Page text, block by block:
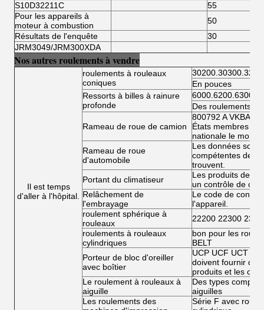
S10D32211C
55
Pour les appareils à
moteur à combustion
50
Résultats de l'enquête
30
JRM3049/JRM300XDA
Nos autres roulements à vendre
Il est temps
d'aller à l'hôpital.
roulements à rouleaux
coniques
En pouces
Ressorts à billes à rainure
profonde
Des roulements à
Rameau de roue de camion
800792 A VKBA
États membres
nationale le
Rameau de roue
d'automobile
Les données sont
compétentes de
trouvent.
Portant du climatiseur
Les produits de la
un contrôle de
Relâchement de
l'embrayage
Le code de
l'appareil.
roulement sphérique à
rouleaux
22200 22300
roulements à rouleaux
cylindriques
bon pour les
BELT
Porteur de bloc d'oreiller
avec boîtier
UCP UCF UCT
doivent fournir
produits et les
Le roulement à rouleaux à
aiguille
Des types
aiguilles
Les roulements des
Série F avec